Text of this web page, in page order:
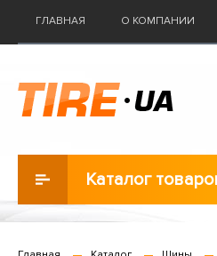
ГЛАВНАЯ О КОМПАНИИ
Каталог